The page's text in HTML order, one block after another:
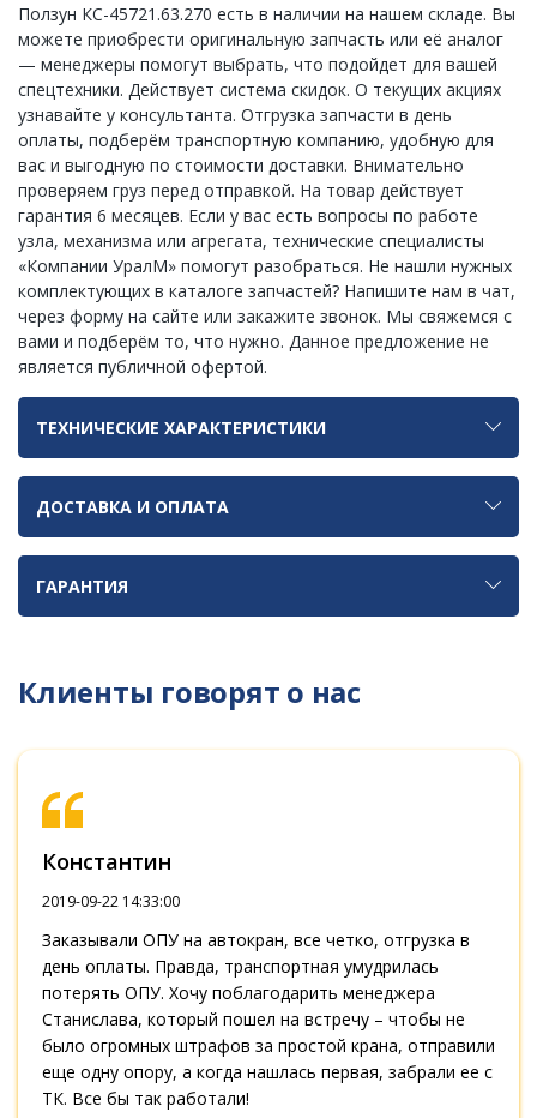
Ползун КС-45721.63.270 есть в наличии на нашем складе. Вы
можете приобрести оригинальную запчасть или её аналог
— менеджеры помогут выбрать, что подойдет для вашей
спецтехники. Действует система скидок. О текущих акциях
узнавайте у консультанта. Отгрузка запчасти в день
оплаты, подберём транспортную компанию, удобную для
вас и выгодную по стоимости доставки. Внимательно
проверяем груз перед отправкой. На товар действует
гарантия 6 месяцев. Если у вас есть вопросы по работе
узла, механизма или агрегата, технические специалисты
«Компании УралМ» помогут разобраться. Не нашли нужных
комплектующих в каталоге запчастей? Напишите нам в чат,
через форму на сайте или закажите звонок. Мы свяжемся с
вами и подберём то, что нужно. Данное предложение не
является публичной офертой.
ТЕХНИЧЕСКИЕ ХАРАКТЕРИСТИКИ
ДОСТАВКА И ОПЛАТА
ГАРАНТИЯ
Клиенты говорят о нас
Константин
2019-09-22 14:33:00
Заказывали ОПУ на автокран, все четко, отгрузка в
день оплаты. Правда, транспортная умудрилась
потерять ОПУ. Хочу поблагодарить менеджера
Станислава, который пошел на встречу – чтобы не
было огромных штрафов за простой крана, отправили
еще одну опору, а когда нашлась первая, забрали ее с
ТК. Все бы так работали!